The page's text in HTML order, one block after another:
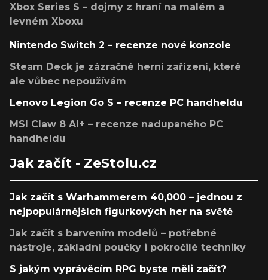
Xbox Series S – dojmy z hraní na malém a
levném Xboxu
Nintendo Switch 2 – recenze nové konzole
Steam Deck je zázračné herní zařízení, které
ale vůbec nepoužívám
Lenovo Legion Go S – recenze PC handheldu
MSI Claw 8 AI+ – recenze nadupaného PC
handheldu
Jak začít - ZeStolu.cz
Jak začít s Warhammerem 40,000 – jednou z
nejpopulárnějších figurkových her na světě
Jak začít s barvením modelů – potřebné
nástroje, základní poučky i pokročilé techniky
S jakým vyprávěcím RPG byste měli začít?